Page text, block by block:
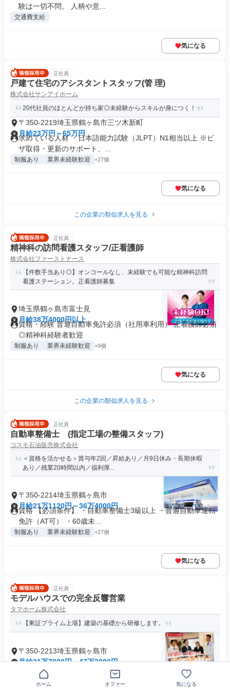
験は一切不問。 人柄や意...
交通費支給
気になる
正社員
戸建て住宅のアシスタントスタッフ(管 理)
株式会社サンアイホーム
20代社員のほとんどが持ち家◎未経験からスキルが身につく！
〒350-2219埼玉県鶴ヶ島市三ツ木新町
月給23万円～65万円
求めている人材 ・日本語能力試験（JLPT）N1相当以上 ※ビ
ザ取得・更新のサポート、...
制服あり 業界未経験歓迎 +27個
気になる
この企業の類似求人を見る
正社員
精神科の訪問看護スタッフ/正看護師
株式会社ファーストナース
【件数手当あり◎】オンコールなし、未経験でも可能な精神科訪問
看護ステーション。正看護師募集
埼玉県鶴ヶ島市富士見
月給38万4000円以上
資格・経験 普通自動車免許必須（社用車利用） 正看護師必須
◎精神科経験者歓迎
制服あり 業界未経験歓迎 +9個
気になる
この企業の類似求人を見る
正社員
自動車整備士 (指定工場の整備スタッフ)
コスモ石油販売株式会社
＜資格を活かせる＞賞与年2回／昇給あり／月9日休み・長期休暇
あり／残業20時間以内／福利厚...
〒350-2214埼玉県鶴ヶ島市
月給21万1120円～36万4000円
資格 【必須条件】 ・自動車整備士3級以上 ・普通自動車運転
免許（AT可） ・60歳未...
制服あり 業界未経験歓迎 +27個
気になる
正社員
モデルハウスでの完全反響営業
タマホーム株式会社
【東証プライム上場】建築の基礎から研修します。
〒350-2213埼玉県鶴ヶ島市
月給21万7000円～47万2000円
業界未経験歓迎 +10個
ホーム オファー 気になる